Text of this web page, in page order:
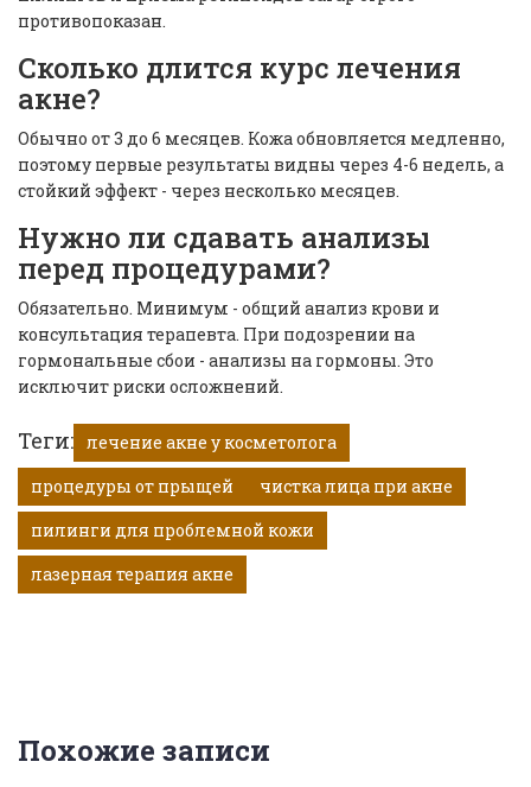
противопоказан.
Сколько длится курс лечения
акне?
Обычно от 3 до 6 месяцев. Кожа обновляется медленно,
поэтому первые результаты видны через 4-6 недель, а
стойкий эффект - через несколько месяцев.
Нужно ли сдавать анализы
перед процедурами?
Обязательно. Минимум - общий анализ крови и
консультация терапевта. При подозрении на
гормональные сбои - анализы на гормоны. Это
исключит риски осложнений.
Теги: лечение акне у косметолога
процедуры от прыщей
чистка лица при акне
пилинги для проблемной кожи
лазерная терапия акне
Похожие записи